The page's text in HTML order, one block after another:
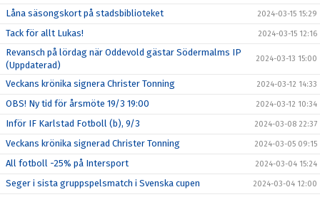
Låna säsongskort på stadsbiblioteket 2024-03-15 15:29
Tack för allt Lukas! 2024-03-15 12:16
Revansch på lördag när Oddevold gästar Södermalms IP
(Uppdaterad)
2024-03-13 15:00
Veckans krönika signera Christer Tonning 2024-03-12 14:33
OBS! Ny tid för årsmöte 19/3 19:00 2024-03-12 10:34
Inför IF Karlstad Fotboll (b), 9/3 2024-03-08 22:37
Veckans krönika signerad Christer Tonning 2024-03-05 09:15
All fotboll -25% på Intersport 2024-03-04 15:24
Seger i sista gruppspelsmatch i Svenska cupen 2024-03-04 12:00